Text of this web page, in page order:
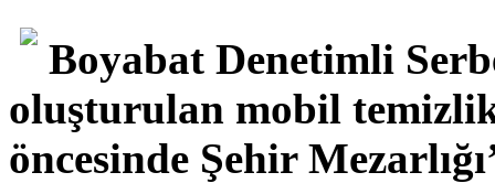
Boyabat Denetimli
oluşturulan mobil
öncesinde Şehir